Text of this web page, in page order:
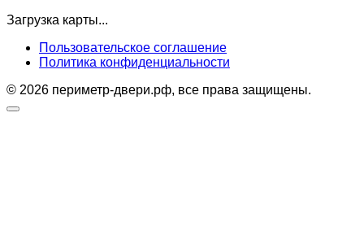
Загрузка карты...
Пользовательское соглашение
Политика конфиденциальности
© 2026 периметр-двери.рф, все права защищены.